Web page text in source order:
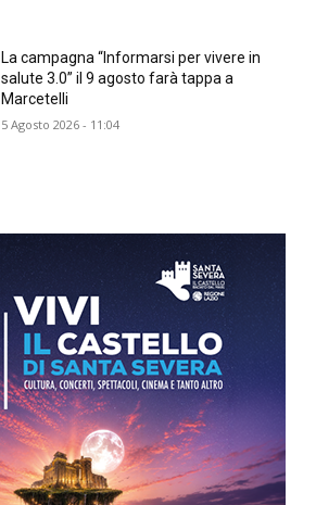
La campagna “Informarsi per vivere in
salute 3.0” il 9 agosto farà tappa a
Marcetelli
5 Agosto 2026 - 11:04